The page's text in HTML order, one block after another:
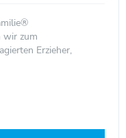
wir zum
Erzieher,